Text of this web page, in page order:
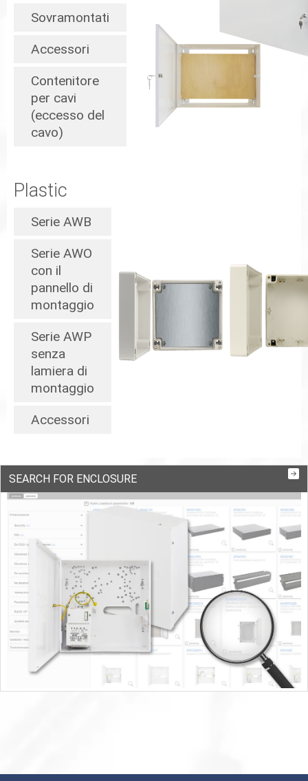
Sovramontati
Accessori
Contenitore
per cavi
(eccesso del
cavo)
Plastic
Serie AWB
Serie AWO
con il
pannello di
montaggio
Serie AWP
senza
lamiera di
montaggio
Accessori
SEARCH FOR ENCLOSURE